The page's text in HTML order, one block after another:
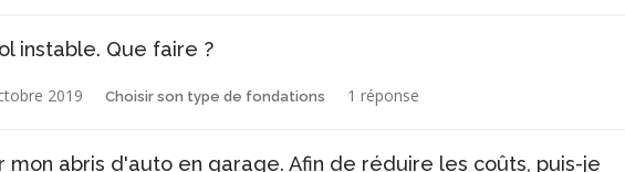
instable. Que faire ?
2019 Choisir son type de fondations 1 réponse
abris d'auto en garage. Afin de réduire les coûts, puis-je